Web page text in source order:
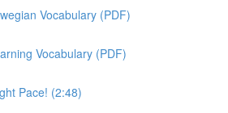
Vocabulary (PDF)
Vocabulary (PDF)
Pace! (2:48)